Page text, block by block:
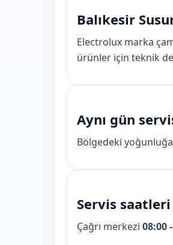
Balıkesir
Electrolux marka
ürünler için teknik
Aynı gün
Bölgedeki
Servis
Çağrı merkezi 08:00